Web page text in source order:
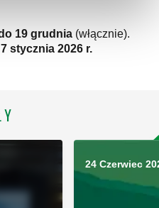
19 grudnia (włącznie).
7 stycznia 2026 r.
24 Czerwiec